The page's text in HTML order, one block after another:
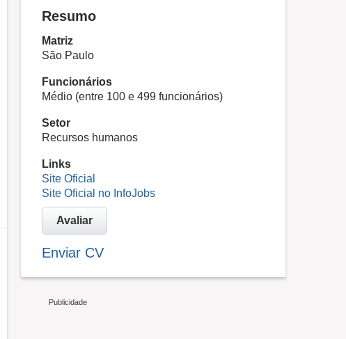
Resumo
Matriz
São Paulo
Funcionários
Médio (entre 100 e 499 funcionários)
Setor
Recursos humanos
Links
Site Oficial
Site Oficial no InfoJobs
Avaliar
Enviar CV